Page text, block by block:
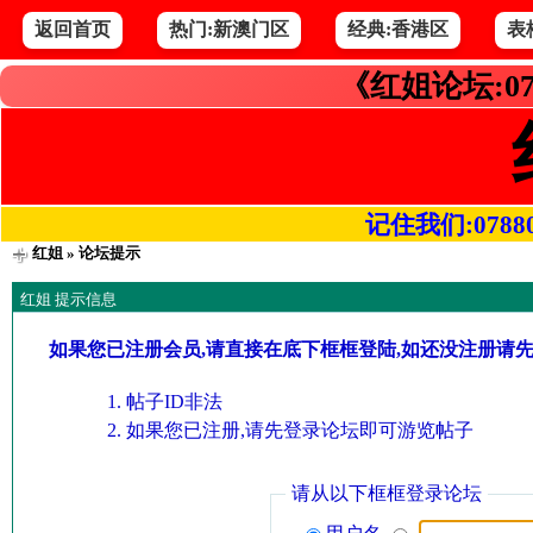
返回首页 热门:新澳门区 经典:香港区 表
《红姐论坛
记住我们
红姐» 论坛提示
红姐 提示信息
如果您已注册会员,请直接在底下框框登陆,如还没注册请
帖子ID非法
如果您已注册,请先登录论坛即可游览帖子
请从以下框框登录论坛